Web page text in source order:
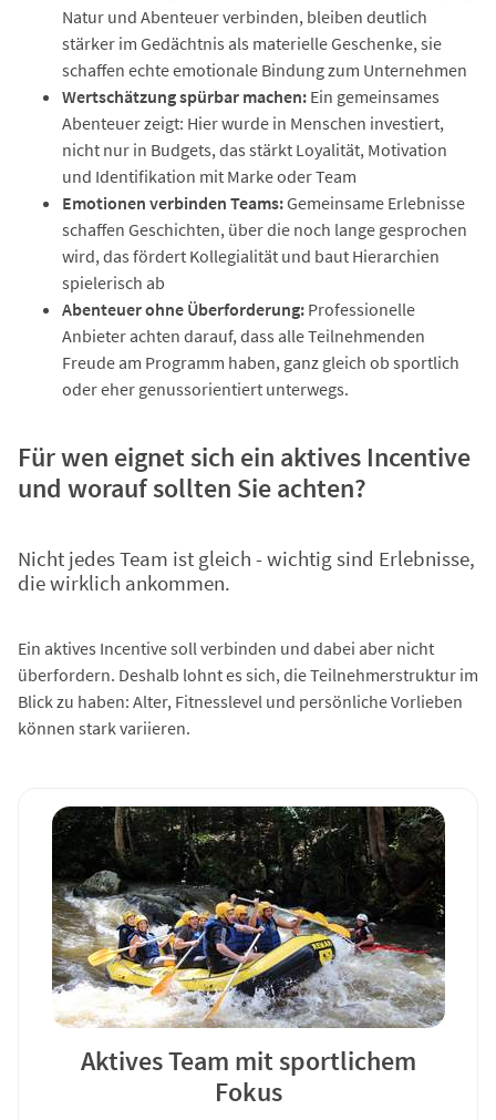
Natur und Abenteuer verbinden, bleiben deutlich
stärker im Gedächtnis als materielle Geschenke, sie
schaffen echte emotionale Bindung zum Unternehmen
Wertschätzung spürbar machen: Ein gemeinsames
Abenteuer zeigt: Hier wurde in Menschen investiert,
nicht nur in Budgets, das stärkt Loyalität, Motivation
und Identifikation mit Marke oder Team
Emotionen verbinden Teams:Gemeinsame Erlebnisse
schaffen Geschichten, über die noch lange gesprochen
wird, das fördert Kollegialität und baut Hierarchien
spielerisch ab
Abenteuer ohne Überforderung: Professionelle
Anbieter achten darauf, dass alle Teilnehmenden
Freude am Programm haben, ganz gleich ob sportlich
oder eher genussorientiert unterwegs.
Für wen eignet sich ein aktives Incentive
und worauf sollten Sie achten?
Nicht jedes Team ist gleich - wichtig sind Erlebnisse,
die wirklich ankommen.
Ein aktives Incentive soll verbinden und dabei aber nicht
überfordern. Deshalb lohnt es sich, die Teilnehmerstruktur im
Blick zu haben: Alter, Fitnesslevel und persönliche Vorlieben
können stark variieren.
Aktives Team mit sportlichem
Fokus